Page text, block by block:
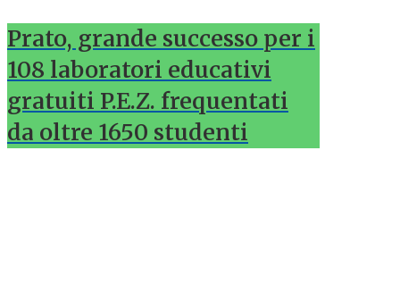
Prato, grande successo per i
108 laboratori educativi
gratuiti P.E.Z. frequentati
da oltre 1650 studenti